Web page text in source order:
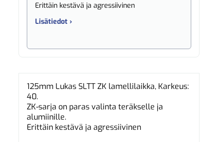
Erittäin kestävä ja agressiivinen
Lisätiedot ›
125mm Lukas SLTT ZK lamellilaikka, Karkeus:
40.
ZK-sarja on paras valinta teräkselle ja
alumiinille.
Erittäin kestävä ja agressiivinen